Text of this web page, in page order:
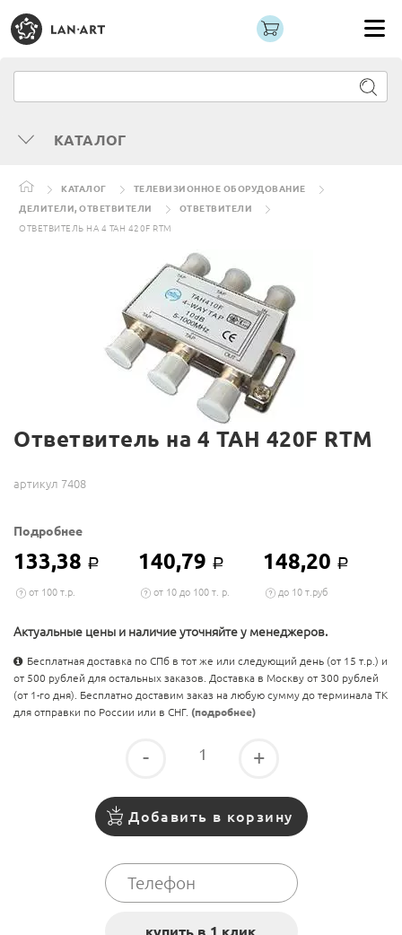
КАТАЛОГ
КАТАЛОГ
ТЕЛЕВИЗИОННОЕ ОБОРУДОВАНИЕ
ДЕЛИТЕЛИ, ОТВЕТВИТЕЛИ
ОТВЕТВИТЕЛИ
ОТВЕТВИТЕЛЬ НА 4 TAH 420F RTM
Ответвитель на 4 TAH 420F RTM
артикул 7408
Подробнее
133,38 Р 140,79 Р 148,20 Р
от 100 т.р. от 10 до 100 т. р. до 10 т.руб
Актуальные цены и наличие уточняйте у менеджеров.
Бесплатная доставка по СПб в тот же или следующий день (от 15 т.р.) и
от 500 рублей для остальных заказов. Доставка в Москву от 300 рублей
(от 1-го дня). Бесплатно доставим заказ на любую сумму до терминала ТК
для отправки по России или в СНГ. (подробнее)
- +
Добавить в корзину